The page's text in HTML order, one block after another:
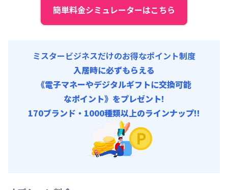
事務手数料 : 3,000円/回 (税抜)
簡単料金シミュレーターはこちら
ミスタービジネスだけのお得なポイント制度
入居時に必ずもらえる
《電子マネーやデジタルギフトに交換可能
なポイント》をプレゼント!
170ブランド・1000種類以上のラインナップ!!